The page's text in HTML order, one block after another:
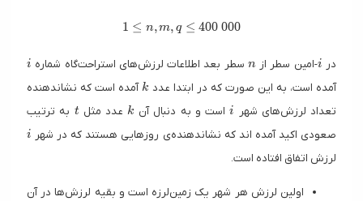
1 \le n, m, q \le 400\ 000
1 ≤ n,m, q ≤ 400 000
در i
i-امین سطر از n سطر بعد اطلاعات لرزش‌های استراحت‌گاه شماره i
آمده است، به این صورت که در ابتدا عدد k
kآمده است که نشاندهنده
تعداد لرزش‌های شهر
iاست و به دنبال آن k
kعدد مثلt
t به ترتیب
صعودی اکید آمده اند که نشاندهنده‌ی روزهایی هستند که در شهر i
لرزش اتفاق افتاده است.
اولین لرزش هر شهر یک زمین‌لرزه است و بقیه لرزش‌ها در آن